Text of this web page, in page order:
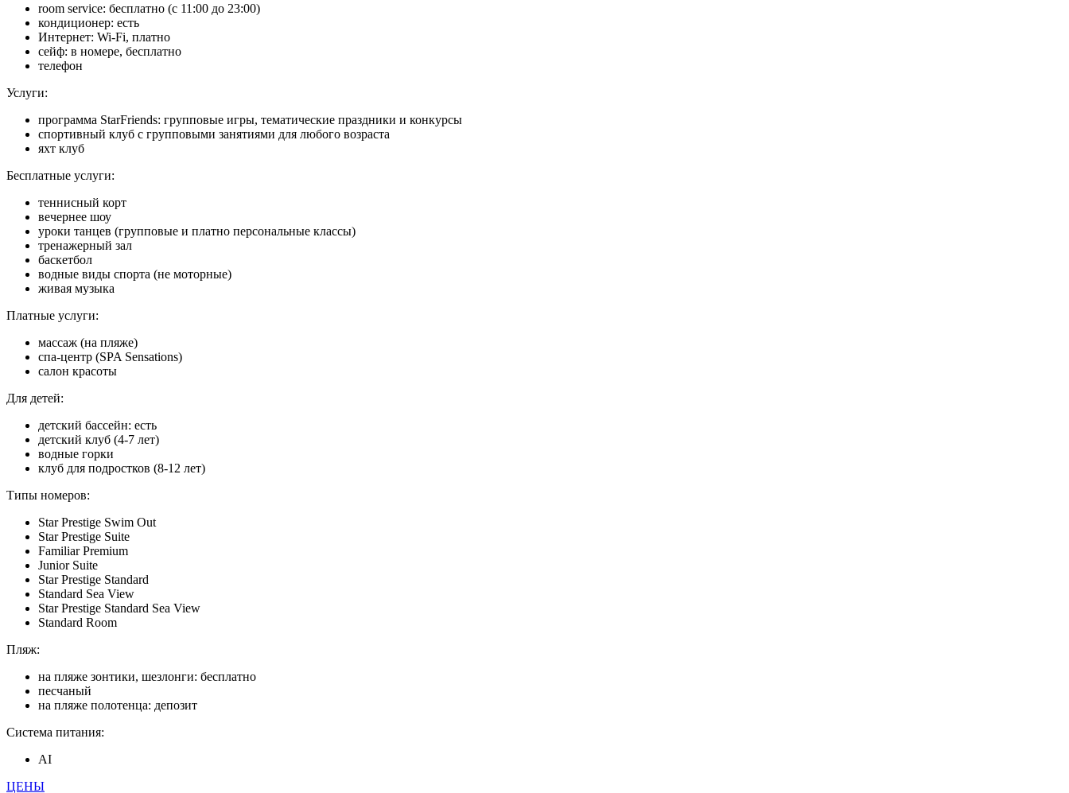
room service: бесплатно (с 11:00 до 23:00)
кондиционер: есть
Интернет: Wi-Fi, платно
сейф: в номере, бесплатно
телефон
Услуги:
программа StarFriends: групповые игры, тематические праздники и конкурсы
спортивный клуб с групповыми занятиями для любого возраста
яхт клуб
Бесплатные услуги:
теннисный корт
вечернее шоу
уроки танцев (групповые и платно персональные классы)
тренажерный зал
баскетбол
водные виды спорта (не моторные)
живая музыка
Платные услуги:
массаж (на пляже)
спа-центр (SPA Sensations)
салон красоты
Для детей:
детский бассейн: есть
детский клуб (4-7 лет)
водные горки
клуб для подростков (8-12 лет)
Типы номеров:
Star Prestige Swim Out
Star Prestige Suite
Familiar Premium
Junior Suite
Star Prestige Standard
Standard Sea View
Star Prestige Standard Sea View
Standard Room
Пляж:
на пляже зонтики, шезлонги: бесплатно
песчаный
на пляже полотенца: депозит
Система питания:
AI
ЦЕНЫ